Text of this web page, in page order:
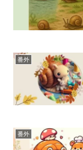
番外
番外